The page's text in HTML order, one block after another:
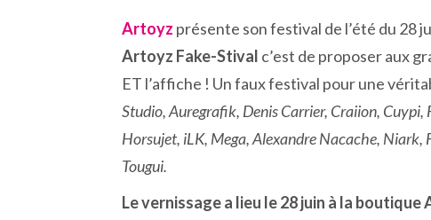
Artoyz présente son festival de l’été du 28
Artoyz Fake-Stival c’est de proposer aux
ET l’affiche ! Un faux festival pour une
Studio, Auregrafik, Denis Carrier, Craiion, Cuypi,
Horsujet, iLK, Mega, Alexandre Nacache, Niark,
Tougui.
Le vernissage a lieu le 28 juin à la boutique